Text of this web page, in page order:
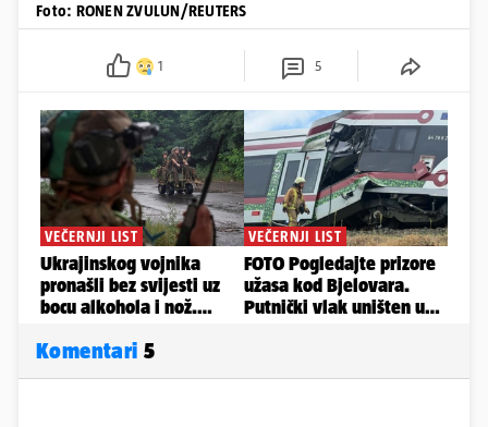
Foto: RONEN ZVULUN/REUTERS
1 5
Komentari 5